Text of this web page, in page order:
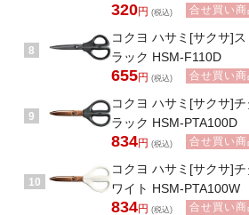
320円 (税込) 合せ買い商
8
コクヨ ハサミ[サクサ]
ラック HSM-F110D
655円 (税込) 合せ買い商
9
コクヨ ハサミ[サクサ]
ラック HSM-PTA100D
834円 (税込) 合せ買い商
10
コクヨ ハサミ[サクサ]
ワイト HSM-PTA100W
834円 (税込) 合せ買い商